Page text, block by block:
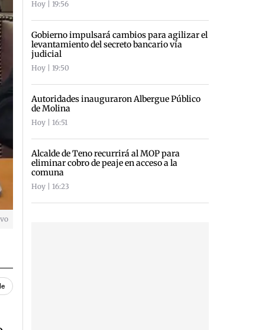
Hoy | 19:56
Gobierno impulsará cambios para agilizar el
levantamiento del secreto bancario vía
judicial
Hoy | 19:50
Autoridades inauguraron Albergue Público
de Molina
Hoy | 16:51
Alcalde de Teno recurrirá al MOP para
eliminar cobro de peaje en acceso a la
comuna
Hoy | 16:23